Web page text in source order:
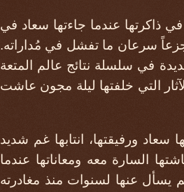
ذاكرتها عندما جاءتها سعاد في
جزعاً سرعان ما تفشل في مُداراته.
في سلسلة نتائج عالم المتعة
التي خلفتها ليلة مجون عاشت
ورفيقتها، انتابها غم شديد
السارة معه ومعاناتها عندما
يسأل عنها لسنوات منذ مغادرته